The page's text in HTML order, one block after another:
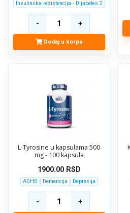
Insulinska rezistencija - Dijabetes 2
Dodaj u korpu
L-Tyrosine u kapsulama 500
mg - 100 kapsula
1900.00RSD
ADHD Demencija Depresija